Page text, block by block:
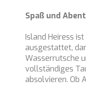
Spaß und
Island Heiress
ausgestattet,
Wasserrutsche
vollständiges
absolvieren. Ob